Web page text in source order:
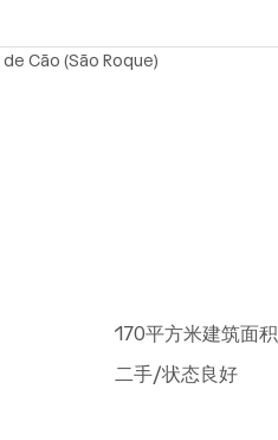
170平方米建筑面积
二手/状态良好